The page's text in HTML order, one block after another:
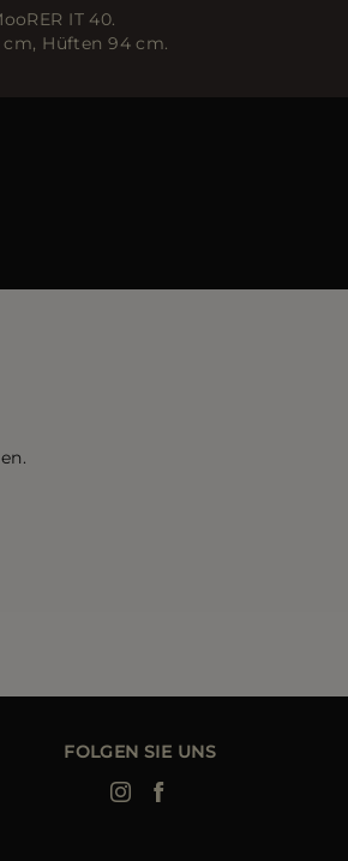
IT 40.
Hüften 94 cm.
FOLGEN SIE UNS